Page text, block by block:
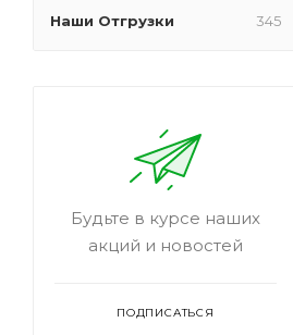
Наши Отгрузки 345
Будьте в курсе наших
акций и новостей
ПОДПИСАТЬСЯ